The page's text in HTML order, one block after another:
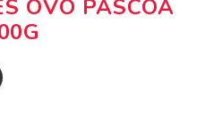
OVO PASCOA